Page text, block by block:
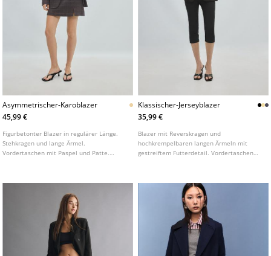
Asymmetrischer-Karoblazer
45,99 €
Figurbetonter Blazer in regulärer Länge.
Stehkragen und lange Ärmel.
Vordertaschen mit Paspel und Patte.
Klassischer-Jerseyblazer
35,99 €
Blazer mit Reverskragen und
hochkrempelbaren langen Ärmeln mit
gestreiftem Futterdetail. Vordertaschen